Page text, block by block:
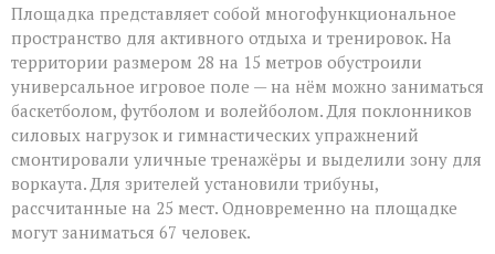
Площадка представляет собой многофункциональное
пространство для активного отдыха и тренировок. На
территории размером 28 на 15 метров обустроили
универсальное игровое поле — на нём можно заниматься
баскетболом, футболом и волейболом. Для поклонников
силовых нагрузок и гимнастических упражнений
смонтировали уличные тренажёры и выделили зону для
воркаута. Для зрителей установили трибуны,
рассчитанные на 25 мест. Одновременно на площадке
могут заниматься 67 человек.